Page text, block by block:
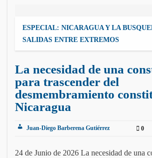
ESPECIAL: NICARAGUA Y LA
SALIDAS ENTRE EXTREMOS
La necesidad de una
para trascender del
desmembramiento
Nicaragua
Juan-Diego Barberena Gutiérrez 0
24 de Junio de 2026 La necesidad de una